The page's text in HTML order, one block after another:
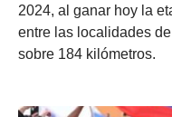
2024, al ganar hoy la
entre las localidades
sobre 184 kilómetros.